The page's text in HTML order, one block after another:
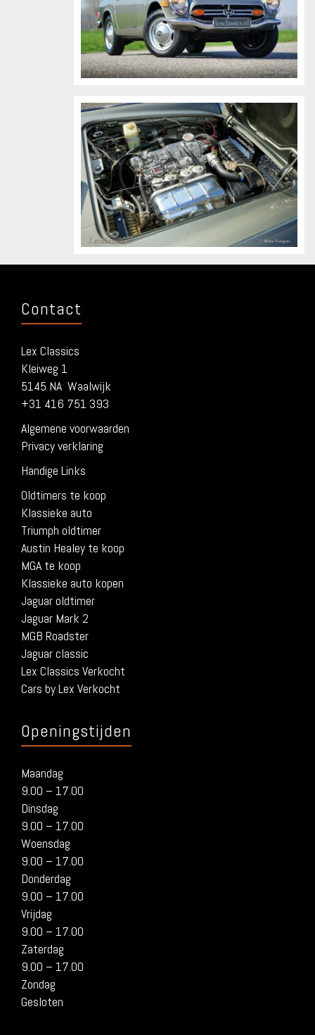
Contact
Lex Classics
Kleiweg 1
5145 NA Waalwijk
+31 416 751 393
Algemene voorwaarden
Privacy verklaring
Handige Links
Oldtimers te koop
Klassieke auto
Triumph oldtimer
Austin Healey te koop
MGA te koop
Klassieke auto kopen
Jaguar oldtimer
Jaguar Mark 2
MGB Roadster
Jaguar classic
Lex Classics Verkocht
Cars by Lex Verkocht
Openingstijden
Maandag
9.00 – 17.00
Dinsdag
9.00 – 17.00
Woensdag
9.00 – 17.00
Donderdag
9.00 – 17.00
Vrijdag
9.00 – 17.00
Zaterdag
9.00 – 17.00
Zondag
Gesloten